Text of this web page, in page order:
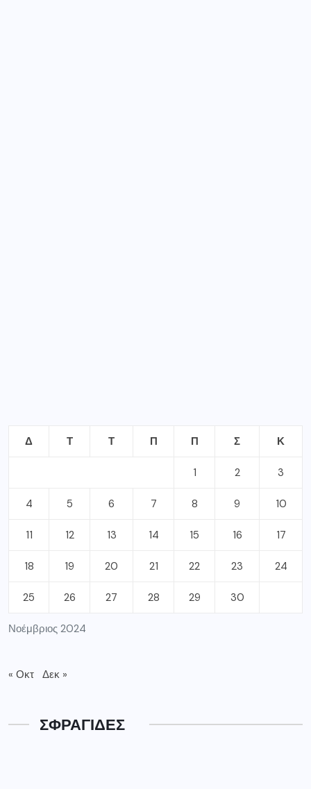
Νοέμβριος 2024
Δ Τ Τ Π Π Σ Κ
1 2 3
4 5 6 7 8 9 10
11 12 13 14 15 16 17
18 19 20 21 22 23 24
25 26 27 28 29 30
« Οκτ Δεκ »
ΣΦΡΑΓΙΔΕΣ